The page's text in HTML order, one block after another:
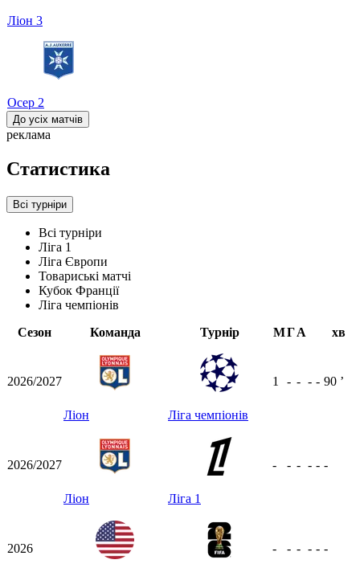
Ліон 3
Осер 2
До усіх матчів
реклама
Статистика
Всі турніри
Всі турніри
Ліга 1
Ліга Європи
Товариські матчі
Кубок Франції
Ліга чемпіонів
Сезон
Команда Турнір МГА хв
2026/2027
Ліон Ліга чемпіонів
1 - - - - 90 ʼ
2026/2027
Ліон Ліга 1
- - - - - -
2026 - - - - - -